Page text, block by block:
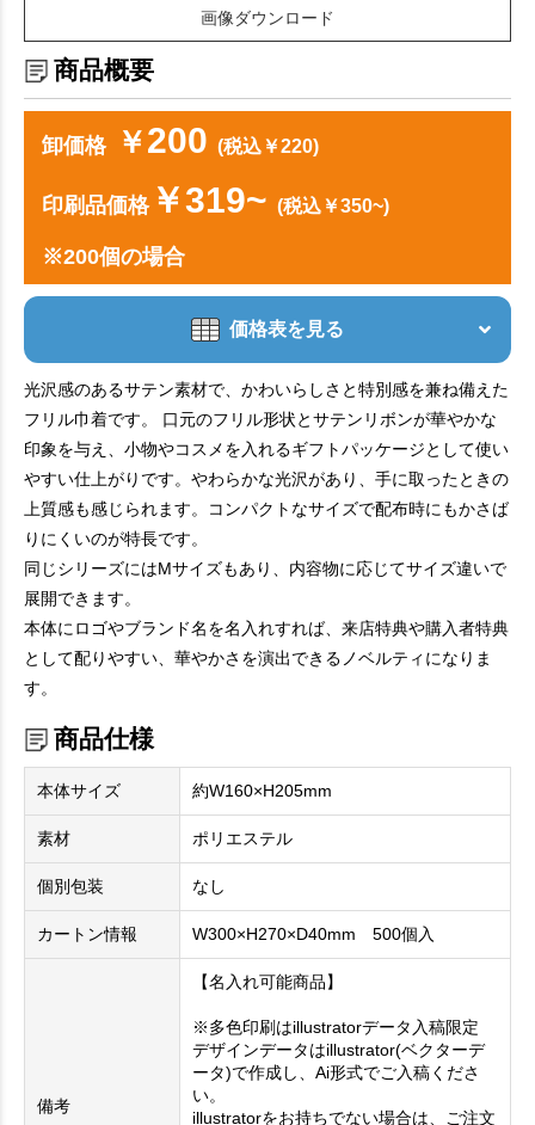
画像ダウンロード
商品概要
卸価格 ￥200 (税込￥220)
印刷品価格￥319~ (税込￥350~)
※200個の場合
価格表を見る
光沢感のあるサテン素材で、かわいらしさと特別感を兼ね備えた
フリル巾着です。 口元のフリル形状とサテンリボンが華やかな
印象を与え、小物やコスメを入れるギフトパッケージとして使い
やすい仕上がりです。やわらかな光沢があり、手に取ったときの
上質感も感じられます。コンパクトなサイズで配布時にもかさば
りにくいのが特長です。
同じシリーズにはMサイズもあり、内容物に応じてサイズ違いで
展開できます。
本体にロゴやブランド名を名入れすれば、来店特典や購入者特典
として配りやすい、華やかさを演出できるノベルティになりま
す。
商品仕様
本体サイズ 約W160×H205mm
素材 ポリエステル
個別包装 なし
カートン情報 W300×H270×D40mm 500個入
備考
【名入れ可能商品】
※多色印刷はillustratorデータ入稿限定
デザインデータはillustrator(ベクターデ
ータ)で作成し、Ai形式でご入稿くださ
い。
illustratorをお持ちでない場合は、ご注文